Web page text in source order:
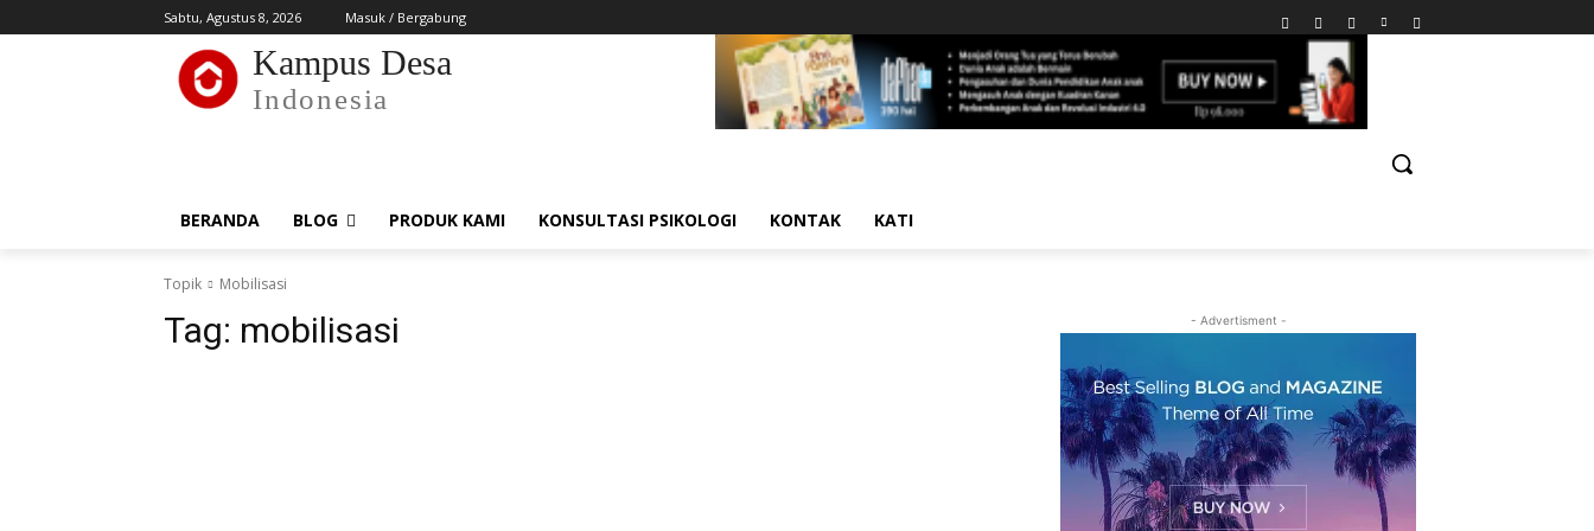
Sabtu, Agustus 8, 2026 Masuk / Bergabung
Kampus Desa
Indonesia
BERANDA BLOG PRODUK KAMI KONSULTASI PSIKOLOGI KONTAK KATI
Topik Mobilisasi
Tag: mobilisasi - Advertisment -